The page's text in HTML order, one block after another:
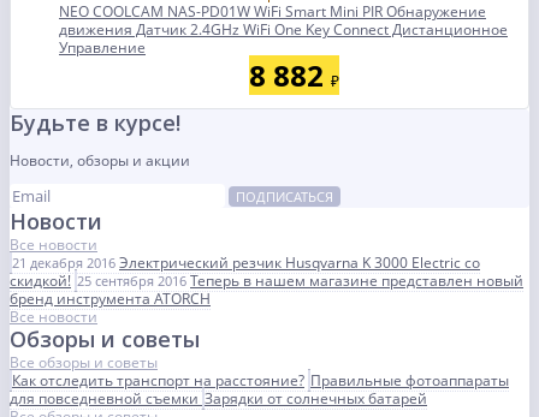
NEO COOLCAM NAS-PD01W WiFi Smart Mini PIR Обнаружение
движения Датчик 2.4GHz WiFi One Key Connect Дистанционное
Управление
8 882 ₽
Будьте в курсе!
Новости, обзоры и акции
ПОДПИСАТЬСЯ
Новости
Все новости
21 декабря 2016 Электрический резчик Husqvarna K 3000 Electric со
скидкой! 25 сентября 2016 Теперь в нашем магазине представлен новый
бренд инструмента ATORCH
Все новости
Обзоры и советы
Все обзоры и советы
Как отследить транспорт на расстояние? Правильные фотоаппараты
для повседневной съемкиЗарядки от солнечных батарей